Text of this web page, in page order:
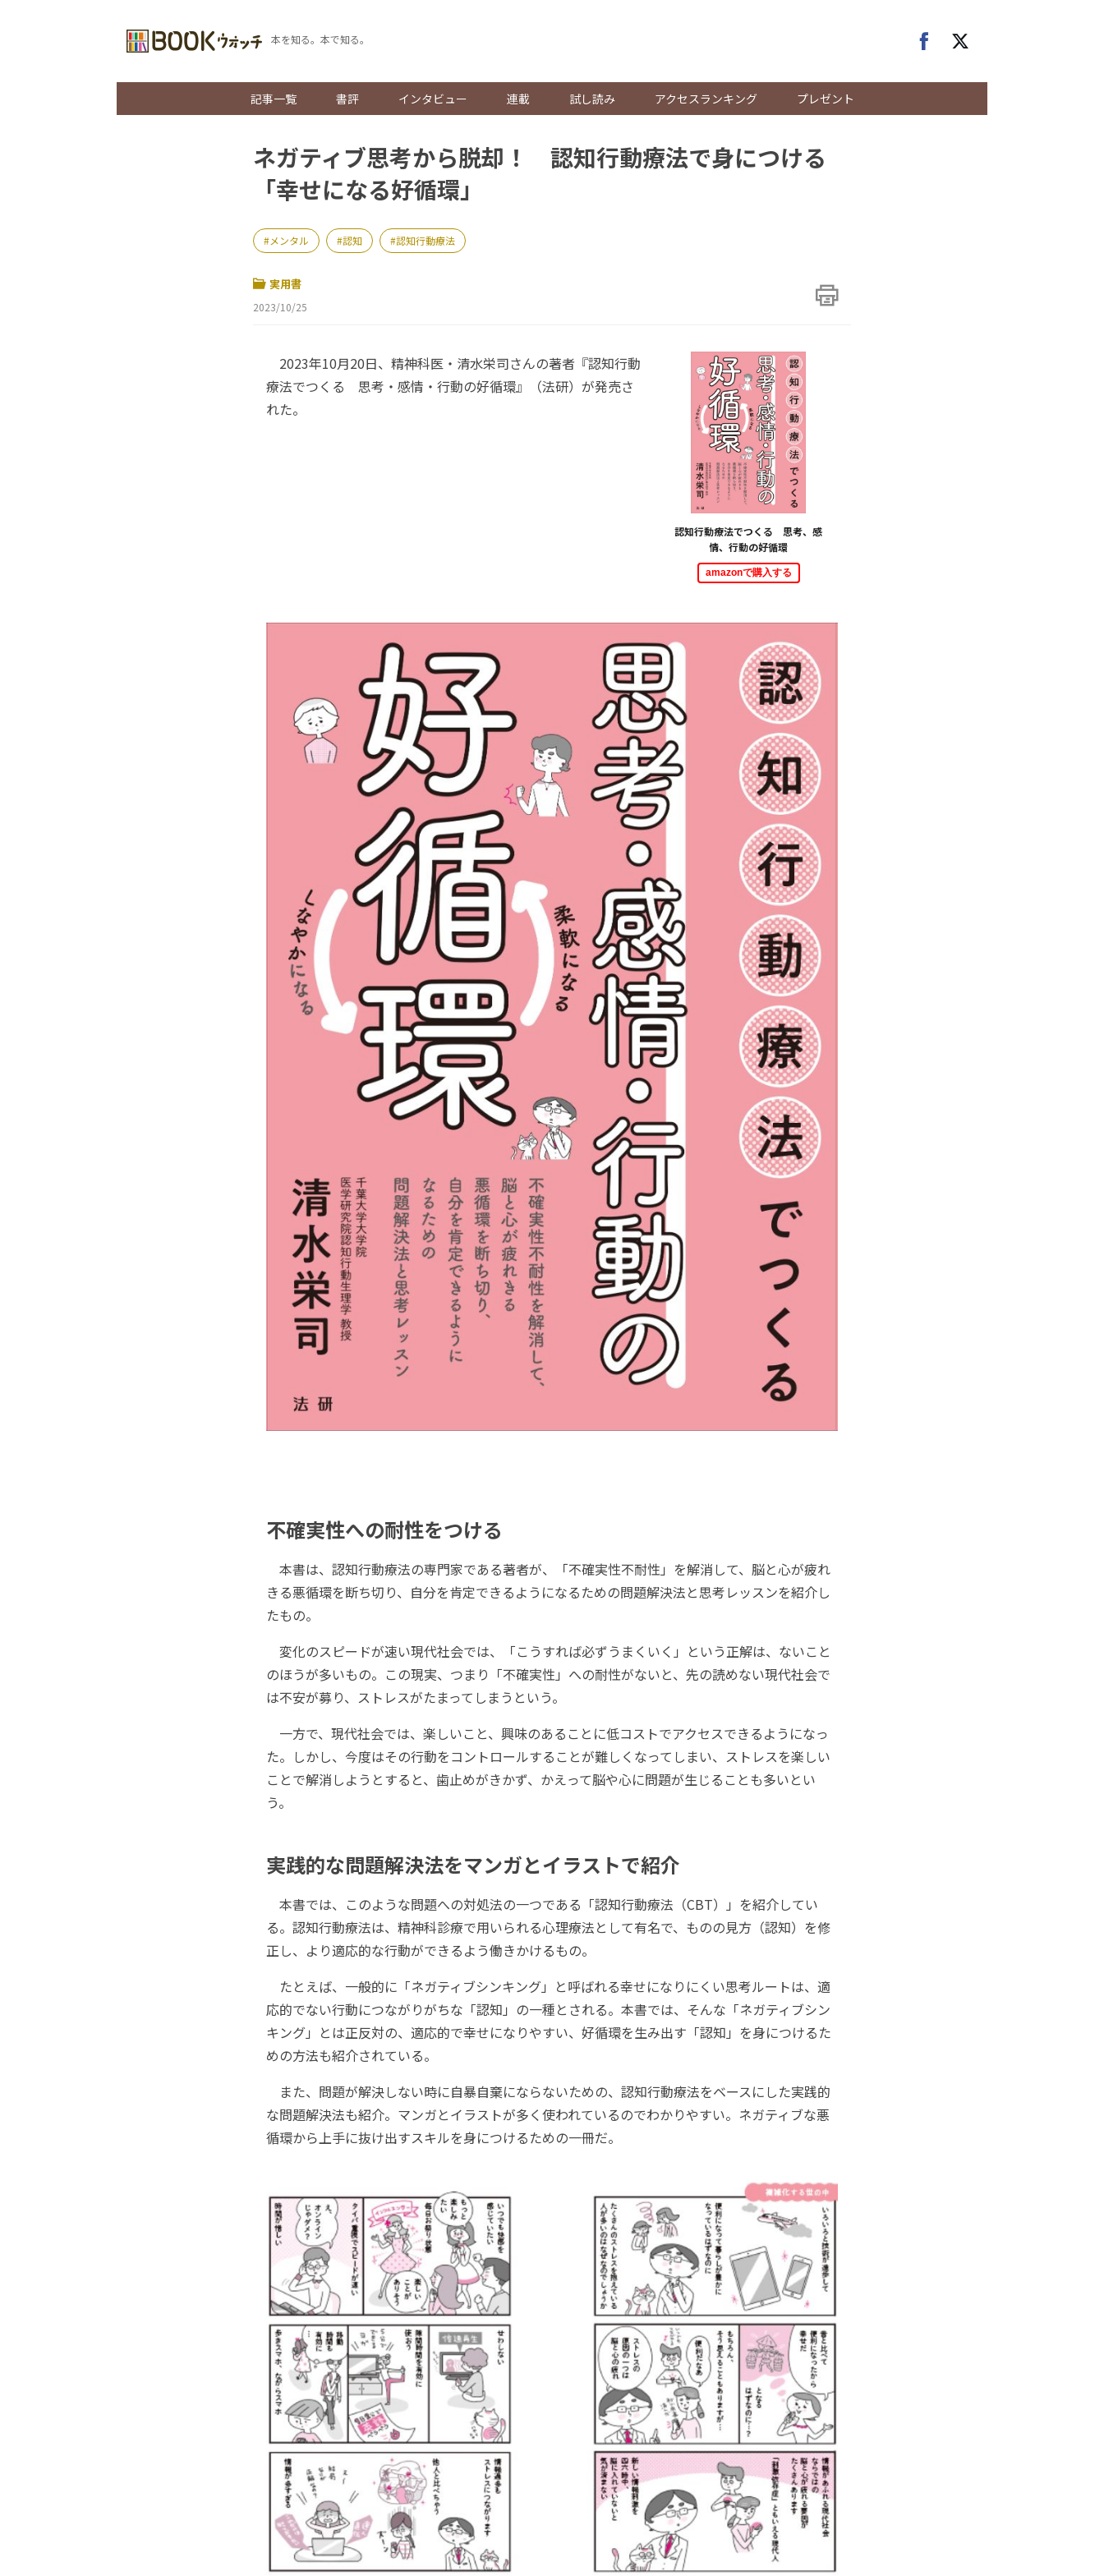
本を知る。本で知る。
記事一覧 書評 インタビュー 連載 試し読み アクセスランキング プレゼント
ネガティブ思考から脱却！ 認知行動療法で身につける
「幸せになる好循環」
メンタル 認知 認知行動療法
実用書
2023/10/25
認知行動療法でつくる 思考、感
情、行動の好循環
amazonで購入する
2023年10月20日、精神科医・清水栄司さんの著者『認知行動
療法でつくる 思考・感情・行動の好循環』（法研）が発売さ
れた。
不確実性への耐性をつける
本書は、認知行動療法の専門家である著者が、「不確実性不耐性」を解消して、脳と心が疲れ
きる悪循環を断ち切り、自分を肯定できるようになるための問題解決法と思考レッスンを紹介し
たもの。
変化のスピードが速い現代社会では、「こうすれば必ずうまくいく」という正解は、ないこと
のほうが多いもの。この現実、つまり「不確実性」への耐性がないと、先の読めない現代社会で
は不安が募り、ストレスがたまってしまうという。
一方で、現代社会では、楽しいこと、興味のあることに低コストでアクセスできるようになっ
た。しかし、今度はその行動をコントロールすることが難しくなってしまい、ストレスを楽しい
ことで解消しようとすると、歯止めがきかず、かえって脳や心に問題が生じることも多いとい
う。
実践的な問題解決法をマンガとイラストで紹介
本書では、このような問題への対処法の一つである「認知行動療法（CBT）」を紹介してい
る。認知行動療法は、精神科診療で用いられる心理療法として有名で、ものの見方（認知）を修
正し、より適応的な行動ができるよう働きかけるもの。
たとえば、一般的に「ネガティブシンキング」と呼ばれる幸せになりにくい思考ルートは、適
応的でない行動につながりがちな「認知」の一種とされる。本書では、そんな「ネガティブシン
キング」とは正反対の、適応的で幸せになりやすい、好循環を生み出す「認知」を身につけるた
めの方法も紹介されている。
また、問題が解決しない時に自暴自棄にならないための、認知行動療法をベースにした実践的
な問題解決法も紹介。マンガとイラストが多く使われているのでわかりやすい。ネガティブな悪
循環から上手に抜け出すスキルを身につけるための一冊だ。